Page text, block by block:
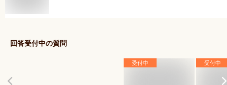
回答受付中の質問
受付中 受付中